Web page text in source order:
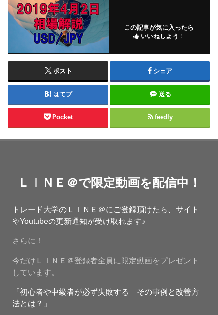
この記事が気に入ったら
いいねしよう！
ポスト シェア
はてブ 送る
Pocket feedly
ＬＩＮＥ＠で限定動画を配信中！
トレード大学のＬＩＮＥ＠にご登録頂けたら、サイト
やYoutubeの更新通知が受け取れます♪
さらに！
今だけＬＩＮＥ＠登録者全員に限定動画をプレゼント
しています。
「初心者や中級者が必ず失敗する その事例と改善方
法とは？」